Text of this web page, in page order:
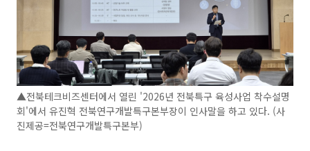
▲전북테크비즈센터에서 열린 '2026년 전북특구 육성사업 착수설명
회'에서 유진혁 전북연구개발특구본부장이 인사말을 하고 있다. (사
진제공=전북연구개발특구본부)